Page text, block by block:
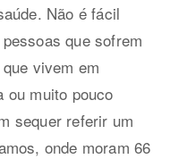
Não é fácil
que sofrem
vivem em
ou muito pouco
sequer referir um
onde moram 66